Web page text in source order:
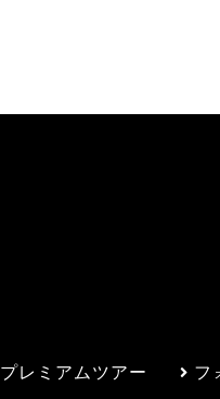
プレミアムツアー フ